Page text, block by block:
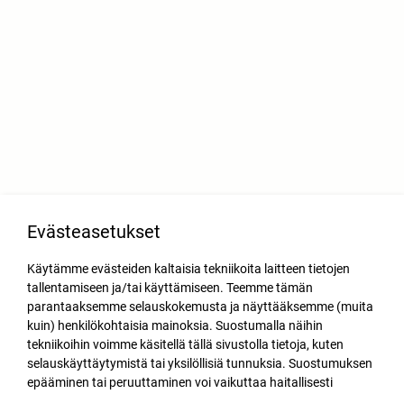
Evästeasetukset
Käytämme evästeiden kaltaisia tekniikoita laitteen tietojen
tallentamiseen ja/tai käyttämiseen. Teemme tämän
parantaaksemme selauskokemusta ja näyttääksemme (muita
kuin) henkilökohtaisia mainoksia. Suostumalla näihin
tekniikoihin voimme käsitellä tällä sivustolla tietoja, kuten
selauskäyttäytymistä tai yksilöllisiä tunnuksia. Suostumuksen
epääminen tai peruuttaminen voi vaikuttaa haitallisesti